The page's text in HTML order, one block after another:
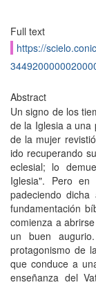
Full text
https://
Abstract
Un signo de los
de la Iglesia a una
de la mujer
ido recuperando
eclesial; lo
Iglesia". Pero
padeciendo
fundamentación
comienza a
un buen
protagonismo de
que conduce a
enseñanza del